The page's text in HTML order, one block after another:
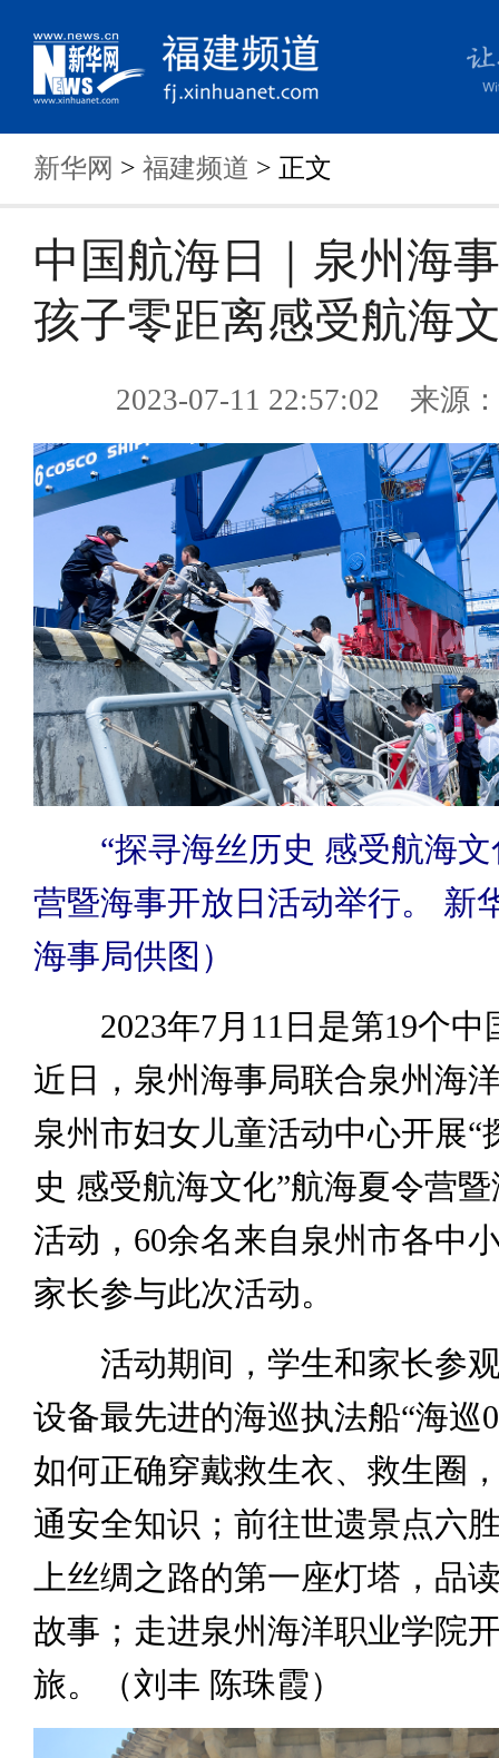
新华网 > 福建频道 > 正文
中国航海日｜泉州海
孩子零距离感受航海
2023-07-11 22:57:02 来源
“探寻海丝历史 感受航海
营暨海事开放日活动举行。 新
海事局供图）
2023年7月11日是第19个中
近日，泉州海事局联合泉州海
泉州市妇女儿童活动中心开展“
史 感受航海文化”航海夏令营
活动，60余名来自泉州市各中
家长参与此次活动。
活动期间，学生和家长参观
设备最先进的海巡执法船“海巡
如何正确穿戴救生衣、救生圈
通安全知识；前往世遗景点六
上丝绸之路的第一座灯塔，品
故事；走进泉州海洋职业学院
旅。（刘丰 陈珠霞）